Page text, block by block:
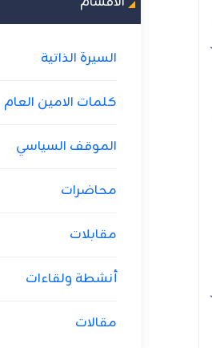
السيرة الذاتية
كلمات الامين العام
الموقف السياسي
محاضرات
مقابلات
أنشطة ولقاءات
مقالات